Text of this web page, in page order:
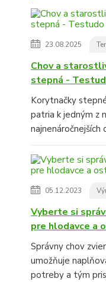
23.08.2025
Chov a
stepná -
Korytnačky
patria k jedným z
najnenáročnejších
05.12.2023
Vyberte si
pre hlodavce a
Správny chov
umožňuje
potreby a tým